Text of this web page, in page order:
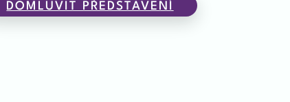
DOMLUVIT PŘEDSTAVENÍ